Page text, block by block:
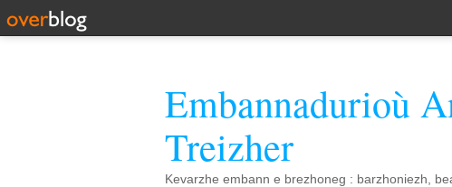
Embannadurioù
Treizher
Kevarzhe embann e brezhoneg : barzhoniezh,